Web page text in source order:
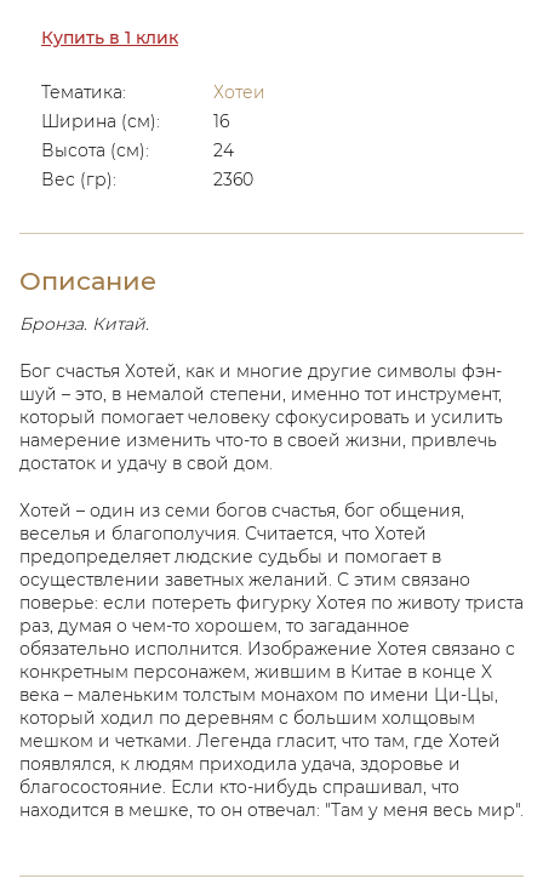
Купить в 1 клик
Тематика:
Хотеи
Ширина (см):
16
Высота (см):
24
Вес (гр):
2360
Описание
Бронза. Китай.
Бог счастья Хотей, как и многие другие символы фэн-
шуй – это, в немалой степени, именно тот инструмент,
который помогает человеку сфокусировать и усилить
намерение изменить что-то в своей жизни, привлечь
достаток и удачу в свой дом.
Хотей – один из семи богов счастья, бог общения,
веселья и благополучия. Считается, что Хотей
предопределяет людские судьбы и помогает в
осуществлении заветных желаний. С этим связано
поверье: если потереть фигурку Хотея по животу триста
раз, думая о чем-то хорошем, то загаданное
обязательно исполнится. Изображение Хотея связано с
конкретным персонажем, жившим в Китае в конце X
века – маленьким толстым монахом по имени Ци-Цы,
который ходил по деревням с большим холщовым
мешком и четками. Легенда гласит, что там, где Хотей
появлялся, к людям приходила удача, здоровье и
благосостояние. Если кто-нибудь спрашивал, что
находится в мешке, то он отвечал: "Там у меня весь мир".